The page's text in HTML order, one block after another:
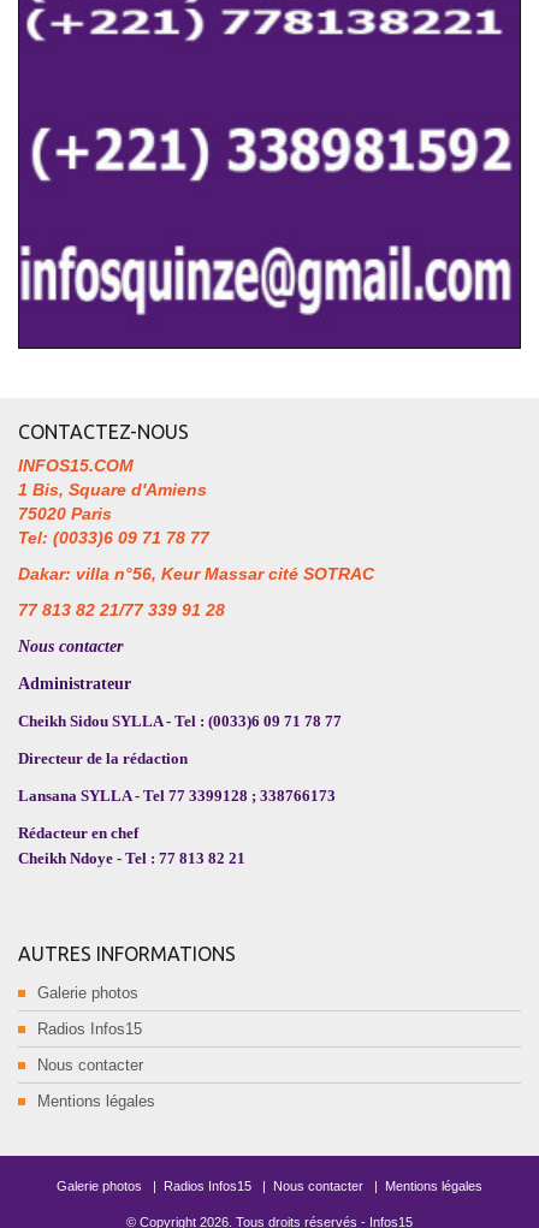
CONTACTEZ-NOUS
INFOS15.COM
1 Bis, Square d'Amiens
75020 Paris
Tel: (0033)6 09 71 78 77
Dakar: villa n°56, Keur Massar cité SOTRAC
77 813 82 21/77 339 91 28
Nous contacter
Administrateur
Cheikh Sidou SYLLA - Tel : (0033)6 09 71 78 77
Directeur de la rédaction
Lansana SYLLA - Tel 77 3399128 ; 338766173
Rédacteur en chef
Cheikh Ndoye - Tel : 77 813 82 21
AUTRES INFORMATIONS
Galerie photos
Radios Infos15
Nous contacter
Mentions légales
Galerie photos Radios Infos15 Nous contacter Mentions légales
© Copyright 2026 . Tous droits réservés - Infos15